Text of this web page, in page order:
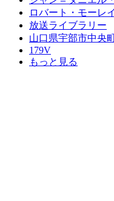
ロバート・モーレイ
放送ライブラリー
山口県宇部市中央
179V
もっと見る